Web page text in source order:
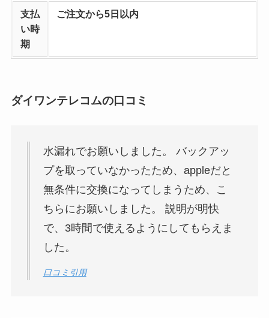
支払
い時
期
ご注文から5日以内
ダイワンテレコムの口コミ
水漏れでお願いしました。 バックアッ
プを取っていなかったため、appleだと
無条件に交換になってしまうため、こ
ちらにお願いしました。 説明が明快
で、3時間で使えるようにしてもらえま
した。
口コミ引用